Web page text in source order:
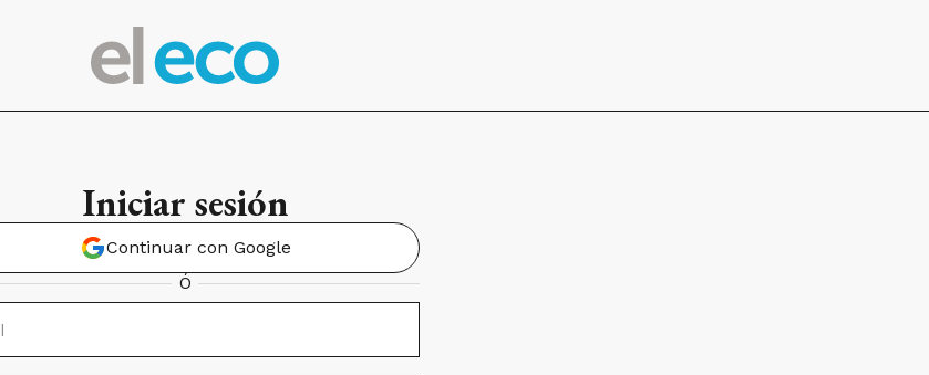
Iniciar sesión
Continuar con Google
Ó